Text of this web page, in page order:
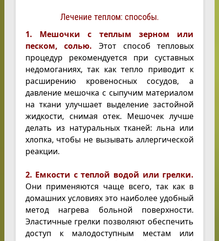
Лечение теплом: способы.
1. Мешочки с теплым зерном или
песком, солью. Этот способ тепловых
процедур рекомендуется при суставных
недомоганиях, так как тепло приводит к
расширению кровеносных сосудов, а
давление мешочка с сыпучим материалом
на ткани улучшает выделение застойной
жидкости, снимая отек. Мешочек лучше
делать из натуральных тканей: льна или
хлопка, чтобы не вызывать аллергической
реакции.
2. Емкости с теплой водой или грелки.
Они применяются чаще всего, так как в
домашних условиях это наиболее удобный
метод нагрева больной поверхности.
Эластичные грелки позволяют обеспечить
доступ к малодоступным местам или